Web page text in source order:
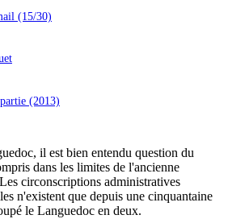
(15/30)
(2013)
il est bien entendu question du
dans les limites de l'ancienne
circonscriptions administratives
n'existent que depuis une cinquantaine
le Languedoc en deux.